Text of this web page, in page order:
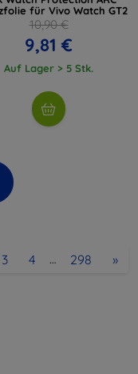
für Vivo Watch GT2
10,90 €
9,81 €
Auf Lager > 5 Stk.
3 4 … 298 »